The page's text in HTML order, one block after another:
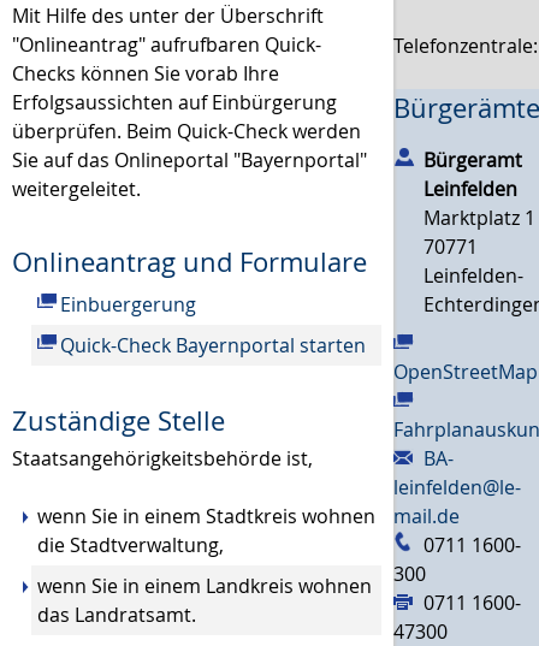
Mit Hilfe des unter der Überschrift
"Onlineantrag" aufrufbaren Quick-
Checks können Sie vorab Ihre
Erfolgsaussichten auf Einbürgerung
überprüfen. Beim Quick-Check werden
Sie auf das Onlineportal "Bayernportal"
weitergeleitet.
Onlineantrag und Formulare
Einbuergerung
Quick-Check Bayernportal starten
Zuständige Stelle
Staatsangehörigkeitsbehörde ist,
wenn Sie in einem Stadtkreis wohnen
die Stadtverwaltung,
wenn Sie in einem Landkreis wohnen
das Landratsamt.
Bürgeramt
Leinfelden
Marktplatz 1
70771
Leinfelden-
OpenStreetMap
BA-
leinfelden@le-
mail.de
0711 1600-
300
0711 1600-
47300